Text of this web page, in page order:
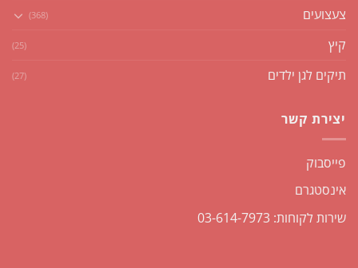
צעצועים (368)
קיץ (25)
תיקים לגן ילדים (27)
יצירת קשר
פייסבוק
אינסטגרם
שירות לקוחות: 03-614-7973